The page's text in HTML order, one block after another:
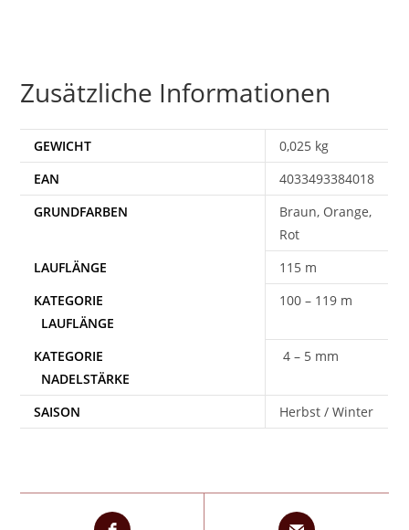
Zusätzliche Informationen
GEWICHT
0,025 kg
EAN
4033493384018
Braun, Orange,
Rot
115 m
100 – 119 m
4 – 5 mm
SAISON Herbst / Winter